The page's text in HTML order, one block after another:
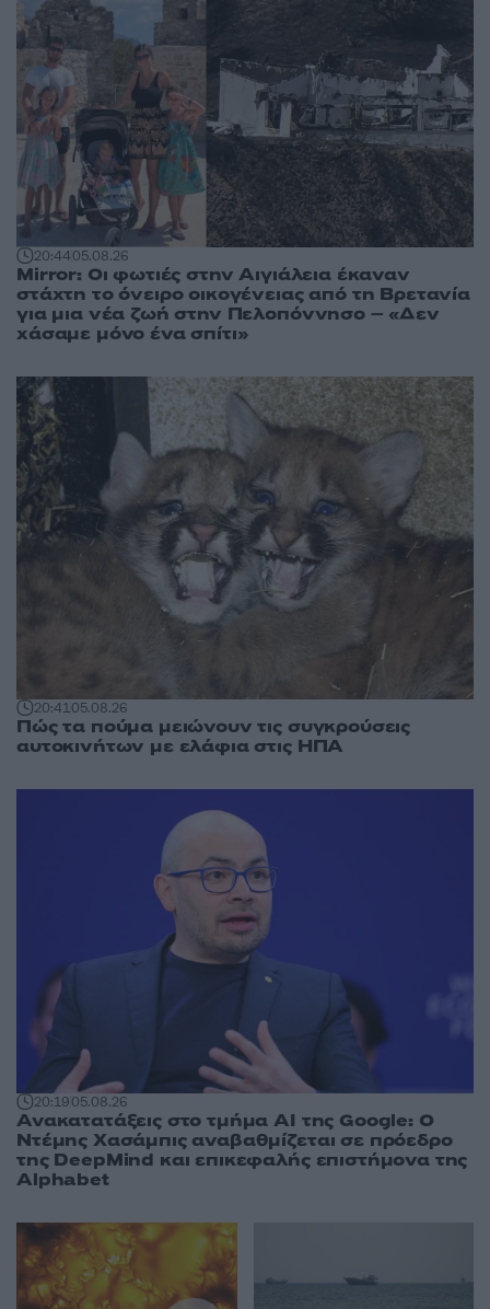
20:4405.08.26
Mirror: Οι φωτιές στην Αιγιάλεια έκαναν
στάχτη το όνειρο οικογένειας από τη Βρετανία
για μια νέα ζωή στην Πελοπόννησο – «Δεν
χάσαμε μόνο ένα σπίτι»
20:4105.08.26
Πώς τα πούμα μειώνουν τις συγκρούσεις
αυτοκινήτων με ελάφια στις ΗΠΑ
20:1905.08.26
Ανακατατάξεις στο τμήμα AI της Google: Ο
Ντέμης Χασάμπις αναβαθμίζεται σε πρόεδρο
της DeepMind και επικεφαλής επιστήμονα της
Alphabet